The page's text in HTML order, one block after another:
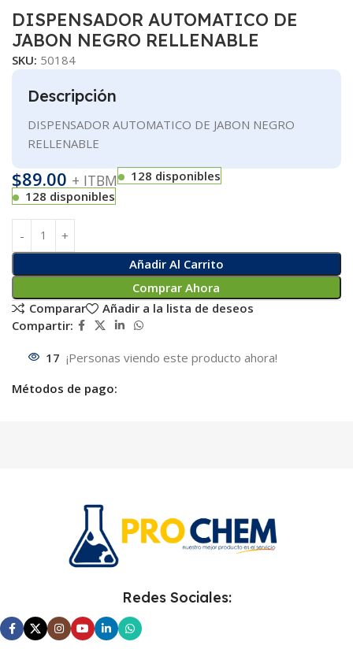
DISPENSADOR AUTOMATICO DE
JABON NEGRO RELLENABLE
SKU: 50184
Descripción
DISPENSADOR AUTOMATICO DE JABON NEGRO
RELLENABLE
$89.00 + ITBM
128 disponibles
128 disponibles
Añadir Al Carrito
Comprar Ahora
Comparar
Añadir a la lista de deseos
Compartir:
17 ¡Personas viendo este producto ahora!
Métodos de pago:
Redes Sociales: